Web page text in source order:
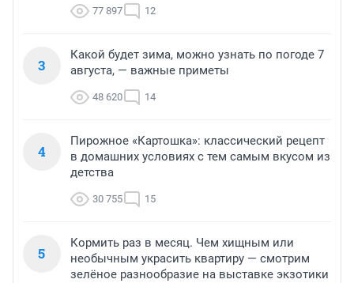
77 897 12
3
Какой будет зима, можно узнать по погоде 7
августа, — важные приметы
48 620 14
4
Пирожное «Картошка»: классический рецепт
в домашних условиях с тем самым вкусом из
детства
30 755 15
5
Кормить раз в месяц. Чем хищным или
необычным украсить квартиру — смотрим
зелёное разнообразие на выставке экзотики